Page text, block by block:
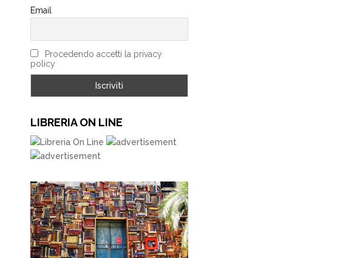
Email
Procedendo accetti la privacy
policy
LIBRERIA ON LINE